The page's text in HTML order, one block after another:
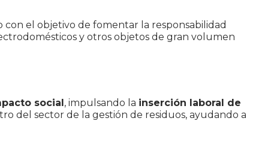
con el objetivo de fomentar la responsabilidad
y otros objetos de gran volumen
social, impulsando la inserción laboral de
del sector de la gestión de residuos, ayudando a